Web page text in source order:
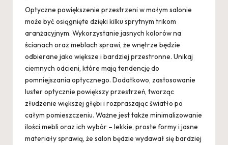
Optyczne powiększenie przestrzeni w małym salonie
może być osiągnięte dzięki kilku sprytnym trikom
aranżacyjnym. Wykorzystanie jasnych kolorów na
ścianach oraz meblach sprawi, że wnętrze będzie
odbierane jako większe i bardziej przestronne. Unikaj
ciemnych odcieni, które mają tendencję do
pomniejszania optycznego. Dodatkowo, zastosowanie
luster optycznie powiększy przestrzeń, tworząc
złudzenie większej głębi i rozpraszając światło po
całym pomieszczeniu. Ważne jest także minimalizowanie
ilości mebli oraz ich wybór – lekkie, proste formy i jasne
materiały sprawią, że salon będzie wydawał się bardziej